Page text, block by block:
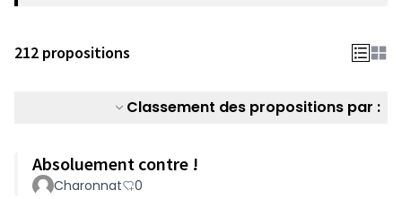
212 propositions
Classement des propositions par :
Absoluement contre !
Charonnat 0